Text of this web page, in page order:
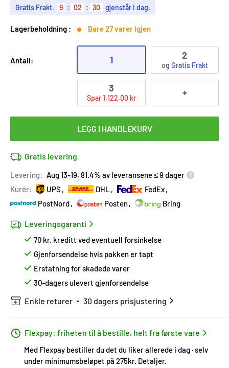
Gratis Frakt. 9 : 02 : 29 gjenstår i dag.
Lagerbeholdning : Bare 27 varer igjen
Antall: 1 2
og Gratis Frakt
3
Spar 1,122.00 kr +
LEGG I HANDLEKURV
Gratis levering
Levering: Aug 13-19, 81.4% av leveransene ≤ 9 dager
Kurér:
UPS DHL
FedEx
PostNord
Posten Bring
Leveringsgaranti
70 kr. kreditt ved eventuell forsinkelse
Gjenforsendelse hvis pakken er tapt
Erstatning for skadede varer
30-dagers ulevert gjenforsendelse
Enkle returer 30 dagers prisjustering
Flexpay: friheten til å bestille, helt fra første vare
Med Flexpay bestiller du det du liker allerede i dag · selv
under minimumsbeløpet på 275kr. Detaljer.